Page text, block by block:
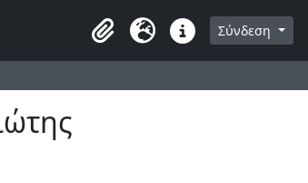
στη σελίδα διαφύλλισης
ClipboardΓλώσσαΣυντομεύσεις
Σύνδεση